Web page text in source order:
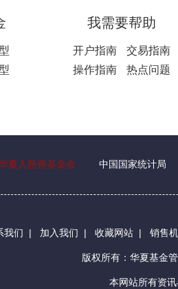
我需要帮助
开户指南
交易指南
操作指南
热点问题
夏人慈善基金会 中国国家统计局
我们 | 加入我们 | 收藏网站 | 销售
版权所有：华夏基金
本网站所有资